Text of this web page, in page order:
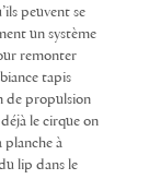
peuvent se
un système
remonter
tapis
de propulsion
le cirque on
planche à
lip dans le